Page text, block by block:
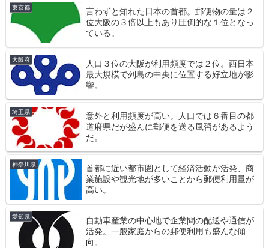
東京都
言わずと知れた日本の首都。郵便物の量は２
位大阪の３倍以上もあり圧倒的な１位となっ
ている。
大阪府
人口３位の大阪が利用頻度では２位。西日本
最大規模で列島の中央に位置する好立地が影
響。
埼玉県
意外と利用頻度が高い。人口では６番目の都
道府県だが盛んに郵便を送る風習があるよう
だ。
神奈川県
首都に近い都市圏として経済活動が活発、商
業施設や観光地が多いことから郵便利用量が
高い。
愛知県
自動車産業の中心地で企業間の配送や通信が
活発。一般家庭からの郵便利用も盛んな傾
向。